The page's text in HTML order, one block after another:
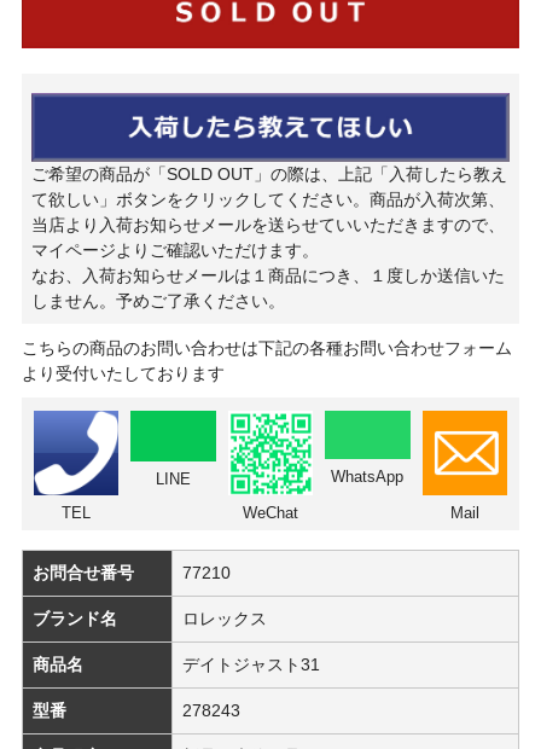
ご希望の商品が「SOLD OUT」の際は、上記「入荷したら教え
て欲しい」ボタンをクリックしてください。商品が入荷次第、
当店より入荷お知らせメールを送らせていいただきますので、
マイページよりご確認いただけます。
なお、入荷お知らせメールは１商品につき、１度しか送信いた
しません。予めご了承ください。
こちらの商品のお問い合わせは下記の各種お問い合わせフォーム
より受付いたしております
TEL
LINE
WeChat
WhatsApp
Mail
お問合せ番号 77210
ブランド名 ロレックス
商品名 デイトジャスト31
型番 278243